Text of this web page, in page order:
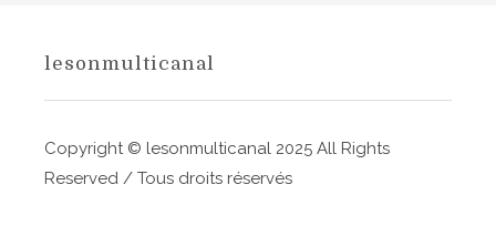
’
a
r
t
lesonmulticanal
Copyright © lesonmulticanal 2025 All Rights
Reserved / Tous droits réservés